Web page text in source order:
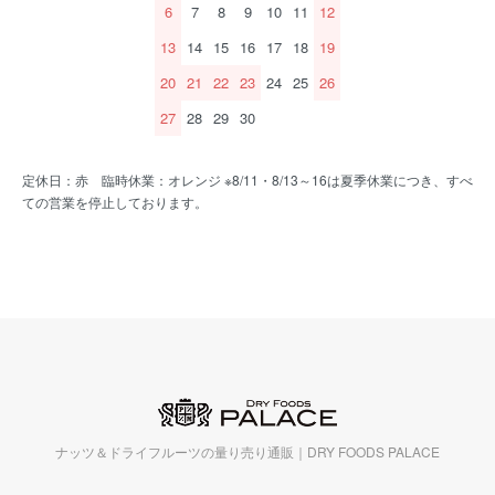
6
7 8 9 10 11
12
13 14 15 16 17 18 19
20 21 22 23 24 25 26
27 28 29 30
定休日：赤 臨時休業：オレンジ ※8/11・8/13～16は夏季休業につき、すべ
ての営業を停止しております。
ナッツ＆ドライフルーツの量り売り通販｜DRY FOODS PALACE